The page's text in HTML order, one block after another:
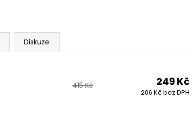
Diskuze
415 Kč 249 Kč
206 Kč bez DPH